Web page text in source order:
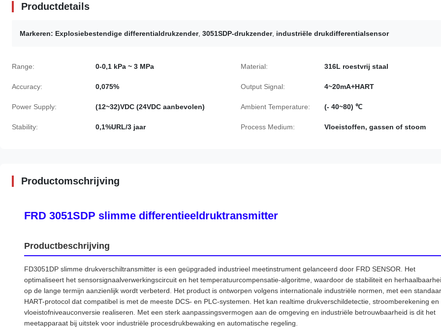
Productdetails
Markeren: Explosiebestendige differentialdrukzender, 3051SDP-drukzender, industriële drukdifferentialsensor
Range: 0-0,1 kPa ~ 3 MPa Material: 316L roestvrij staal
Accuracy: 0,075% Output Signal: 4~20mA+HART
Power Supply: (12~32)VDC (24VDC aanbevolen) Ambient Temperature: (- 40~80) ℃
Stability: 0,1%URL/3 jaar Process Medium: Vloeistoffen, gassen of stoom
Productomschrijving
FRD 3051SDP slimme differentieeldruktransmitter
Productbeschrijving
FD3051DP slimme drukverschiltransmitter is een geüpgraded industrieel meetinstrument gelanceerd door FRD SENSOR. Het
optimaliseert het sensorsignaalverwerkingscircuit en het temperatuurcompensatie-algoritme, waardoor de stabiliteit en
op de lange termijn aanzienlijk wordt verbeterd. Het product is ontworpen volgens internationale industriële normen, met een
HART-protocol dat compatibel is met de meeste DCS- en PLC-systemen. Het kan realtime drukverschildetectie, stroomberekening en
vloeistofniveauconversie realiseren. Met een sterk aanpassingsvermogen aan de omgeving en industriële betrouwbaarheid is dit het
meetapparaat bij uitstek voor industriële procesdrukbewaking en automatische regeling.